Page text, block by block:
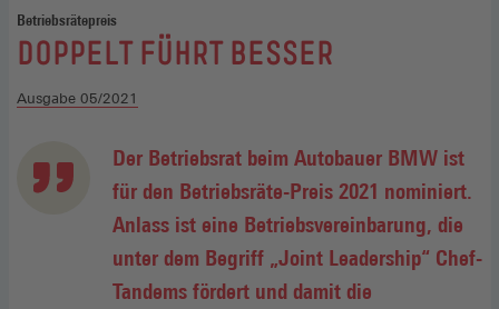
Betriebsrätepreis
:
DOPPELT FÜHRT BESSER
Ausgabe 05/2021
Der Betriebsrat beim Autobauer BMW ist
für den Betriebsräte-Preis 2021 nominiert.
Anlass ist eine Betriebsvereinbarung, die
unter dem Begriff „Joint Leadership“ Chef-
Tandems fördert und damit die